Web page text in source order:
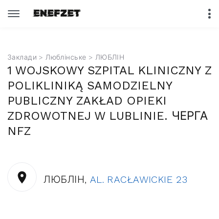
Заклади > Люблінське > ЛЮБЛІН
1 WOJSKOWY SZPITAL KLINICZNY Z
POLIKLINIKĄ SAMODZIELNY
PUBLICZNY ZAKŁAD OPIEKI
ZDROWOTNEJ W LUBLINIE. ЧЕРГА
NFZ
ЛЮБЛІН, AL. RACŁAWICKIE 23